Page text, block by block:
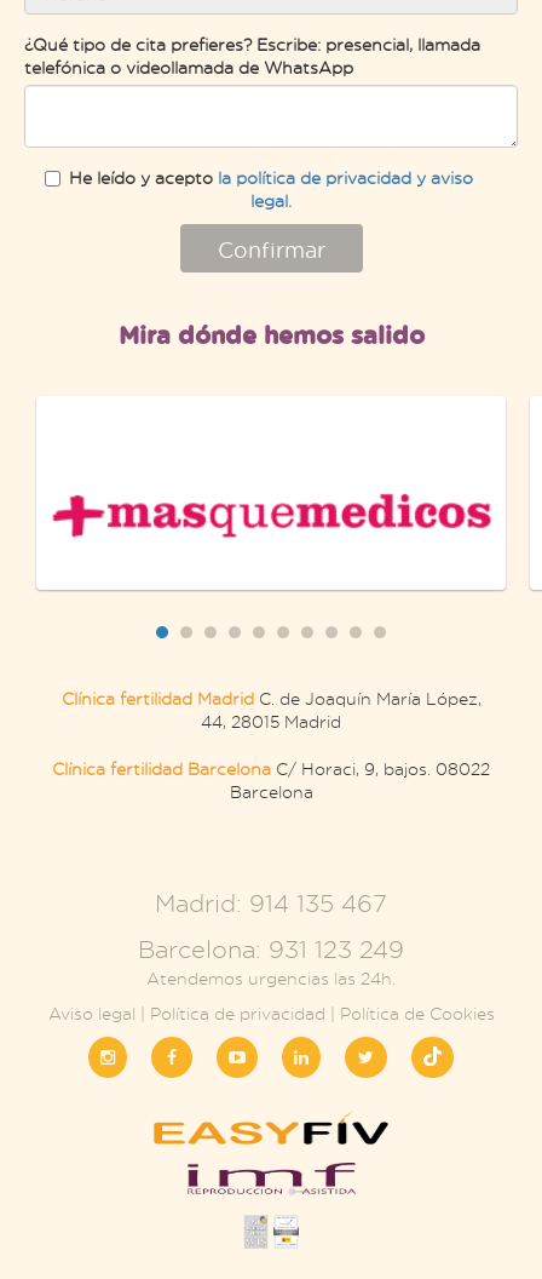
¿Qué tipo de cita prefieres? Escribe: presencial, llamada
telefónica o videollamada de WhatsApp
He leído y acepto la política de privacidad y aviso
legal.
Confirmar
Mira dónde hemos salido
Clínica fertilidad MadridC. de Joaquín María López,
44, 28015 Madrid
Clínica fertilidad Barcelona C/ Horaci, 9, bajos. 08022
Barcelona
Madrid: 914 135 467
Barcelona: 931 123 249
Atendemos urgencias las 24h.
Aviso legal | Política de privacidad | Política de Cookies